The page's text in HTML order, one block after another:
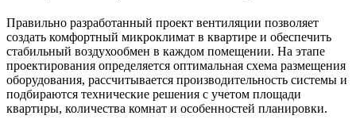
Правильно разработанный проект вентиляции позволяет
создать комфортный микроклимат в квартире и обеспечить
стабильный воздухообмен в каждом помещении. На этапе
проектирования определяется оптимальная схема размещения
оборудования, рассчитывается производительность системы и
подбираются технические решения с учетом площади
квартиры, количества комнат и особенностей планировки.